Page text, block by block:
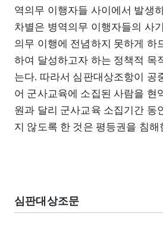
역의무 이행자들 사이에서 발생
차별은 병역의무 이행자들의 사
의무 이행에 전념하지 못하게 하
하여 달성하고자 하는 정책적 목
는다. 따라서 심판대상조항이 공
어 군사교육에 소집된 사람을 현
원과 달리 군사교육 소집기간 동
지 않도록 한 것은 평등권을 침해
심판대상조문